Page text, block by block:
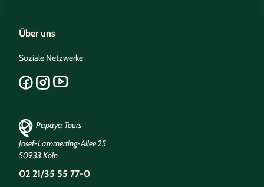
Über uns
Soziale Netzwerke
Papaya Tours
Josef-Lammerting-Allee 25
50933 Köln
02 21/35 55 77-0